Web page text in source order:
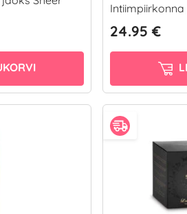
Intiimpiirkonna
24.95 €